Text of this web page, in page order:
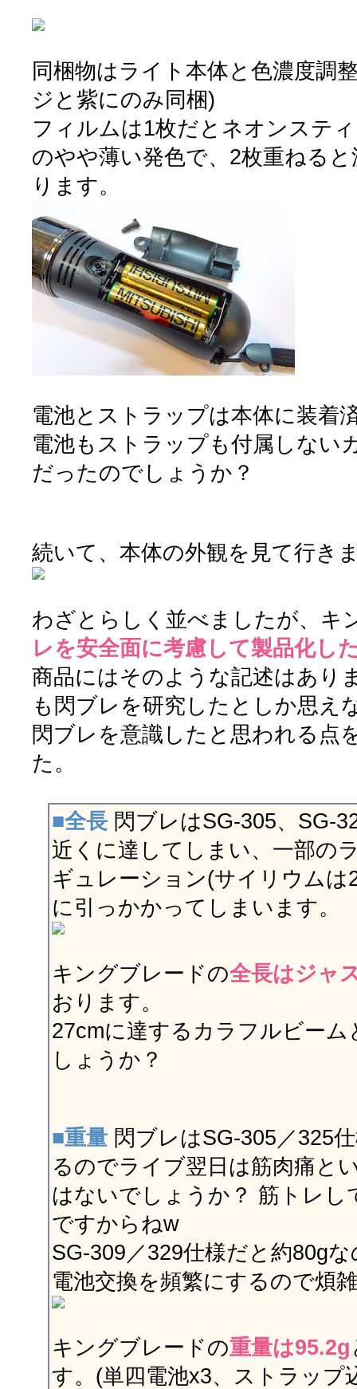
同梱物はライト本体と色濃度調
ジと紫にのみ同梱)
フィルムは1枚だとネオンステ
のやや薄い発色で、2枚重ねる
ります。
電池とストラップは本体に装着
電池もストラップも付属しない
だったのでしょうか？
続いて、本体の外観を見て行き
わざとらしく並べましたが、キ
レを安全面に考慮して製品化し
商品にはそのような記述はあり
も閃ブレを研究したとしか思え
閃ブレを意識したと思われる点
た。
■全長閃ブレはSG-305、SG-
近くに達してしまい、一部の
ギュレーション(サイリウムは
に引っかかってしまいます。
キングブレードの全長はジャ
おります。
27cmに達するカラフルビー
しょうか？
■重量閃ブレはSG-305／325
るのでライブ翌日は筋肉痛と
はないでしょうか？ 筋トレし
ですからねw
SG-309／329仕様だと約80g
電池交換を頻繁にするので煩
キングブレードの重量は95.2g
す。(単四電池x3、ストラップ